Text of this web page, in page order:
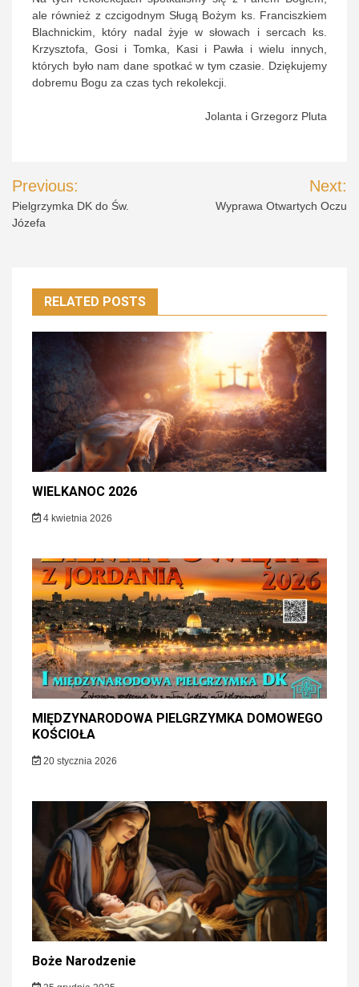
ale również z czcigodnym Sługą Bożym ks. Franciszkiem
Blachnickim, który nadal żyje w słowach i sercach ks.
Krzysztofa, Gosi i Tomka, Kasi i Pawła i wielu innych,
których było nam dane spotkać w tym czasie. Dziękujemy
dobremu Bogu za czas tych rekolekcji.
Jolanta i Grzegorz Pluta
Nawigacja
wpisu
Previous:
Pielgrzymka DK do Św.
Józefa
Next:
Wyprawa Otwartych Oczu
RELATED POSTS
WIELKANOC 2026
4 kwietnia 2026
MIĘDZYNARODOWA PIELGRZYMKA DOMOWEGO
KOŚCIOŁA
20 stycznia 2026
Boże Narodzenie